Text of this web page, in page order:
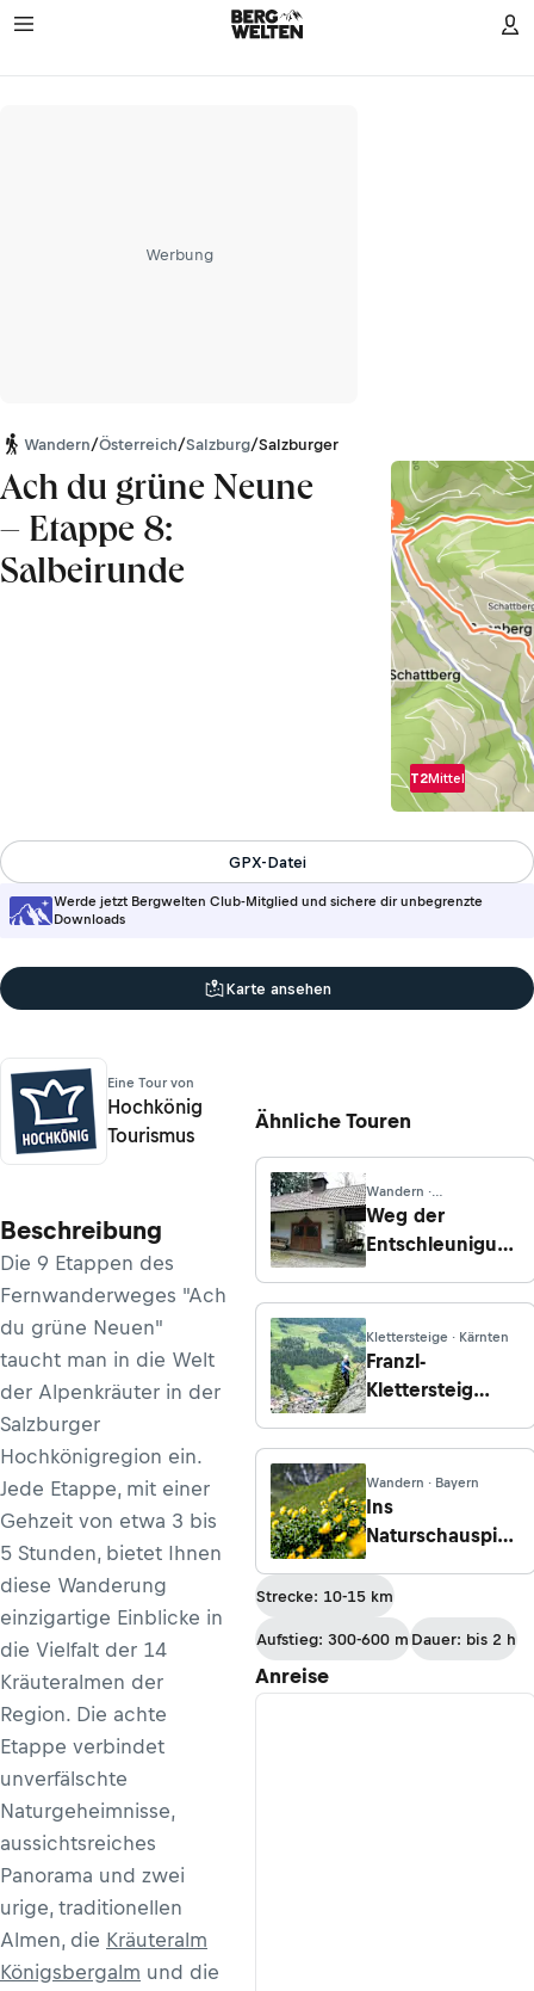
Werbung
Wandern/Österreich/Salzburg/Salzburger Schieferalpen
Ach du grüne Neune
– Etappe 8:
Salbeirunde
T2Mittel
Werde jetzt Bergwelten Club-Mitglied und sichere dir unbegrenzte
Downloads
GPX-Datei
Karte ansehen
Eine Tour von
Hochkönig
Tourismus
Beschreibung
Die 9 Etappen des
Fernwanderweges "Ach
du grüne Neuen"
taucht man in die Welt
der Alpenkräuter in der
Salzburger
Hochkönigregion ein.
Jede Etappe, mit einer
Gehzeit von etwa 3 bis
5 Stunden, bietet Ihnen
diese Wanderung
einzigartige Einblicke in
die Vielfalt der 14
Kräuteralmen der
Region. Die achte
Etappe verbindet
unverfälschte
Naturgeheimnisse,
aussichtsreiches
Panorama und zwei
urige, traditionellen
Almen, die Kräuteralm
Königsbergalm und die
Ähnliche Touren
Wandern ·
Oberösterreich
Weg der
Entschleunigung
Energie tanken -
Etappe 5:
Peilstein -
Kohlstatt
Klettersteige · Kärnten
Franzl-
Klettersteig
Hüttschlag
Wandern · Bayern
Ins
Naturschauspiel
Strecke: 10-15 km
Aufstieg: 300-600 m Dauer: bis 2 h
Anreise